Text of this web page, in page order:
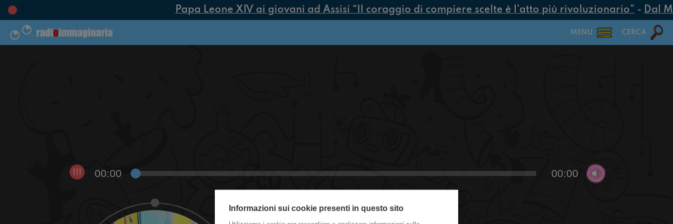
Papa Leone XIV ai giovani ad Assisi “Il coraggio di compiere scelte è l’atto più rivoluzionario”- Dal
MENU CERCA
!!! 00:00 00:00
Informazioni sui cookie presenti in questo sito